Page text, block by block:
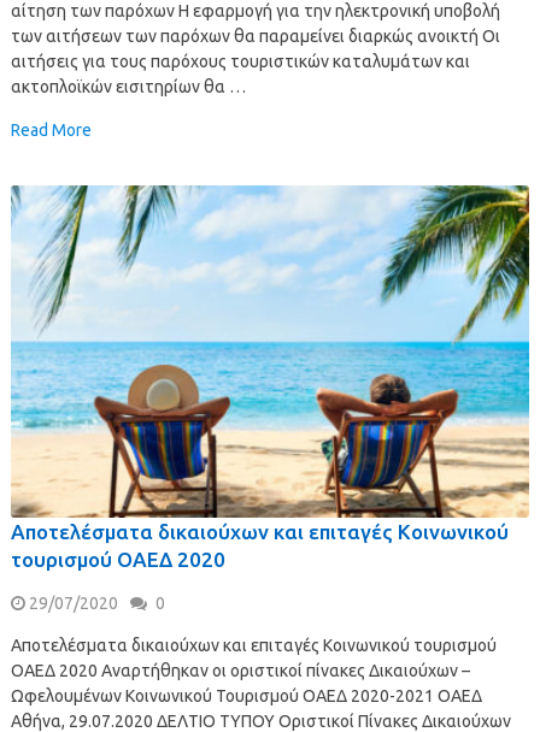
αίτηση των παρόχων Η εφαρμογή για την ηλεκτρονική υποβολή
των αιτήσεων των παρόχων θα παραμείνει διαρκώς ανοικτή Οι
αιτήσεις για τους παρόχους τουριστικών καταλυμάτων και
ακτοπλοϊκών εισιτηρίων θα …
Read More
Αποτελέσματα δικαιούχων και επιταγές Κοινωνικού
τουρισμού ΟΑΕΔ 2020
29/07/2020 0
Αποτελέσματα δικαιούχων και επιταγές Κοινωνικού τουρισμού
ΟΑΕΔ 2020 Αναρτήθηκαν οι οριστικοί πίνακες Δικαιούχων –
Ωφελουμένων Κοινωνικού Τουρισμού ΟΑΕΔ 2020-2021 ΟΑΕΔ
Αθήνα, 29.07.2020 ΔΕΛΤΙΟ ΤΥΠΟΥ Οριστικοί Πίνακες Δικαιούχων